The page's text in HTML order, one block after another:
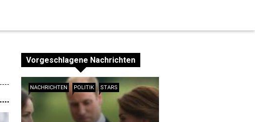
Vorgeschlagene Nachrichten
NACHRICHTEN POLITIK STARS